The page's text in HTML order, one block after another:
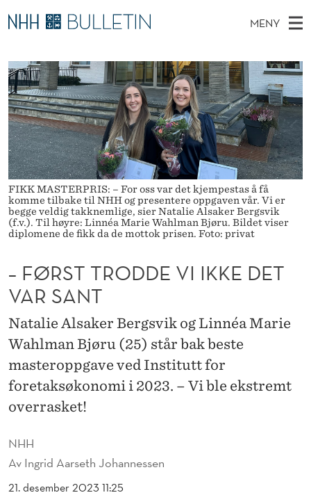
F
Ø
R
S
T
T
R
O
D
D
E
V
K
E
D
MENY
O
V
E
D
M
E
N
Y
Ø
K
I
N
E
T
T
S
T
E
D
E
T
Stipendiater og nye forskerprofiler
Disputaser
Ekspertutvalg
Om Bulletin
FIKK MASTERPRIS: – For oss var det kjempestas å få
komme tilbake til NHH og presentere oppgaven vår. Vi er
begge veldig takknemlige, sier Natalie Alsaker Bergsvik
(f.v.). Til høyre: Linnéa Marie Wahlman Bjøru. Bildet viser
diplomene de fikk da de mottok prisen. Foto: privat
NHH
Av Ingrid Aarseth Johannessen
21. desember 2023 11:25
– FØRST TRODDE VI IKKE DET
VAR SANT
Natalie Alsaker Bergsvik og Linnéa Marie
Wahlman Bjøru (25) står bak beste
masteroppgave ved Institutt for
foretaksøkonomi i 2023. – Vi ble ekstremt
overrasket!